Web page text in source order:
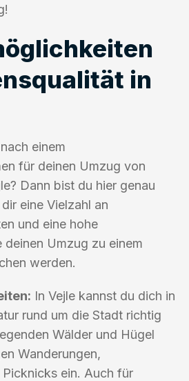
in
einem
für deinen Umzug von
Dann bist du hier genau
eine Vielzahl an
und eine hohe
deinen Umzug zu einem
werden.
In Vejle kannst du dich in
rund um die Stadt richtig
Wälder und Hügel
Wanderungen,
ein. Auch für